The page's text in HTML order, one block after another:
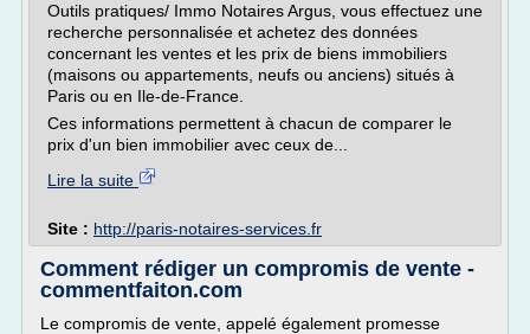
Outils pratiques/ Immo Notaires Argus, vous effectuez une
recherche personnalisée et achetez des données
concernant les ventes et les prix de biens immobiliers
(maisons ou appartements, neufs ou anciens) situés à
Paris ou en Ile-de-France.
Ces informations permettent à chacun de comparer le
prix d'un bien immobilier avec ceux de...
Lire la suite
Site : http://paris-notaires-services.fr
Comment rédiger un compromis de vente -
commentfaiton.com
Le compromis de vente, appelé également promesse